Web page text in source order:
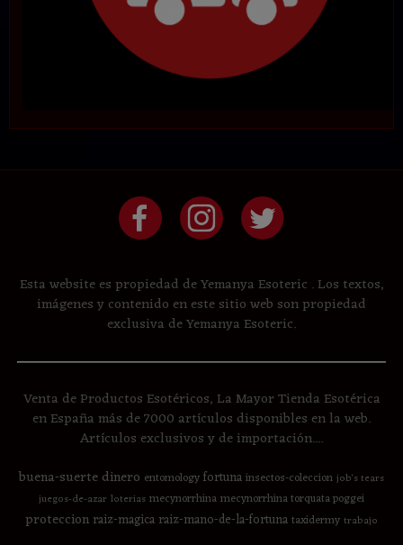
Esta website es propiedad de Yemanya Esoteric . Los textos,
imágenes y contenido en este sitio web son propiedad
exclusiva de Yemanya Esoteric.
Venta de Productos Esotéricos, La Mayor Tienda Esotérica
en España más de 7000 artículos disponibles en la web.
Artículos exclusivos y de importación....
buena-suertedinero entomologyfortunainsectos-coleccion job's tears
juegos-de-azar loterias mecynorrhinamecynorrhina torquata poggei
proteccion raiz-magica raiz-mano-de-la-fortunataxidermy trabajo